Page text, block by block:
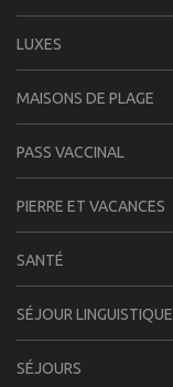
LUXES
MAISONS DE PLAGE
PASS VACCINAL
PIERRE ET VACANCES
SANTÉ
SÉJOUR LINGUISTIQUE
SÉJOURS